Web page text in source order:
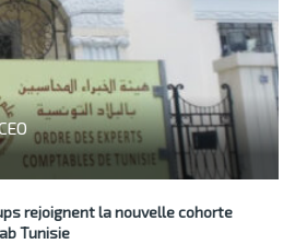
rejoignent la nouvelle cohorte
Tunisie